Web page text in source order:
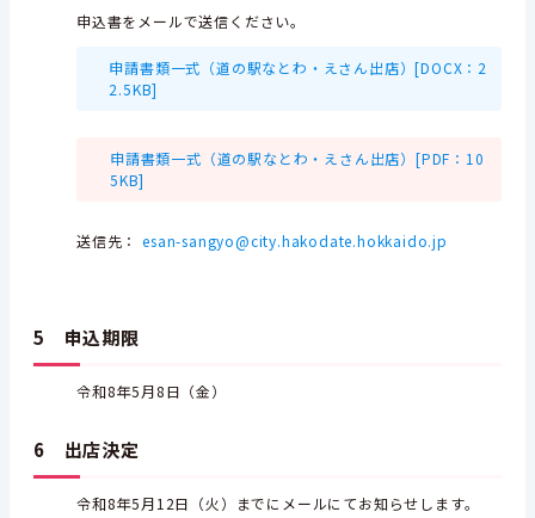
申込書をメールで送信ください。
申請書類一式（道の駅なとわ・えさん出店）[DOCX：2
2.5KB]
申請書類一式（道の駅なとわ・えさん出店）[PDF：10
5KB]
送信先： esan-sangyo@city.hakodate.hokkaido.jp
5 申込期限
令和8年5月8日（金）
6 出店決定
令和8年5月12日（火）までにメールにてお知らせします。